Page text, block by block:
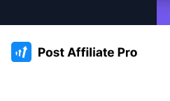
:site.title